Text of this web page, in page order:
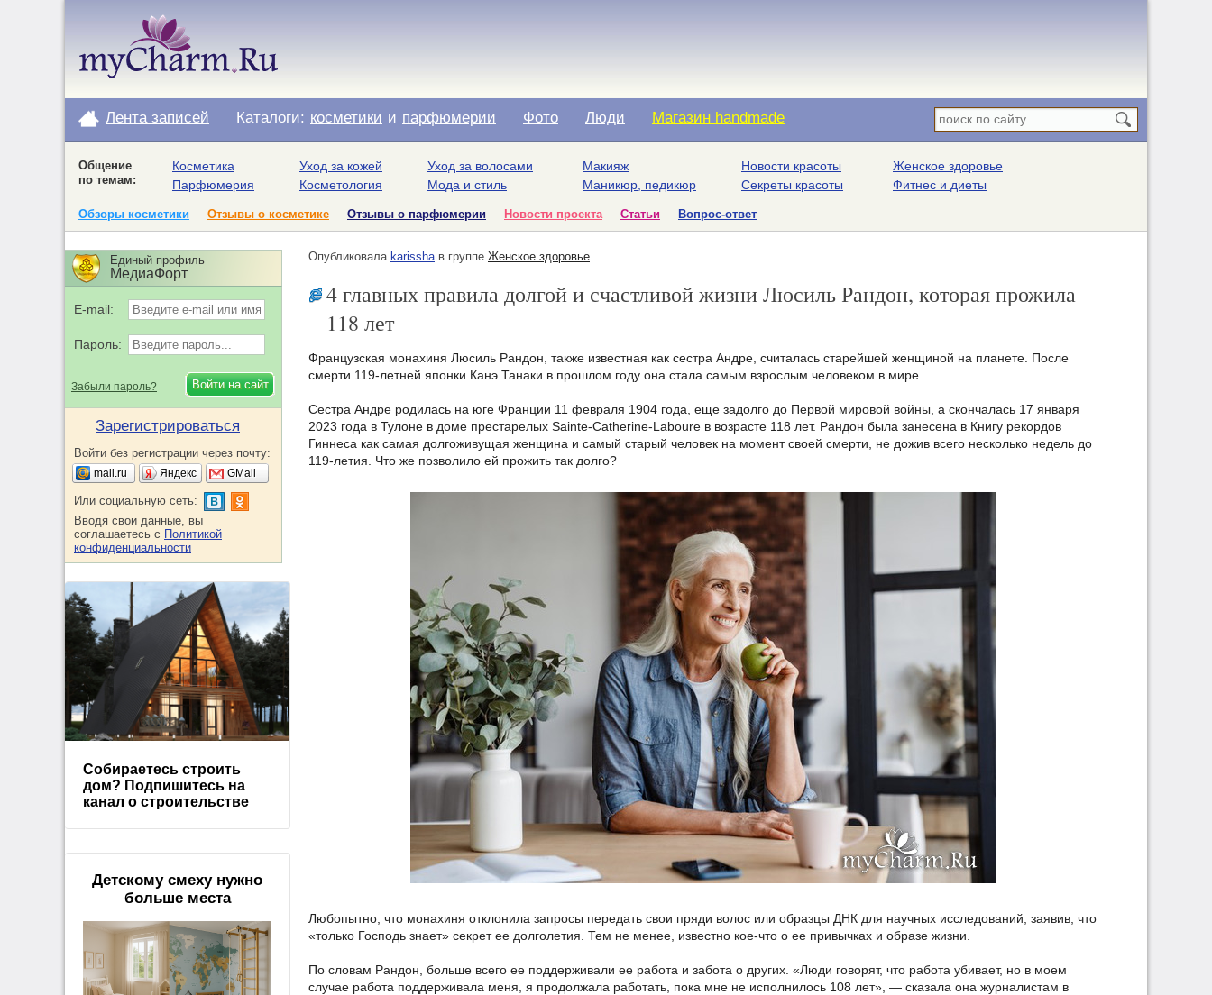
Лента записей Каталоги: косметики и парфюмерии Фото Люди Магазин handmade
Общение
по темам:
Косметика
Парфюмерия
Уход за кожей
Косметология
Уход за волосами
Мода и стиль
Макияж
Маникюр, педикюр
Новости красоты
Секреты красоты
Женское здоровье
Фитнес и диеты
Обзоры косметики Отзывы о косметике Отзывы о парфюмерии Новости проекта Статьи Вопрос-ответ
Опубликовала karisshaв группе Женское здоровье
4 главных правила долгой и счастливой жизни Люсиль Рандон, которая прожила
118 лет
Французская монахиня Люсиль Рандон, также известная как сестра Андре, считалась старейшей женщиной на планете. После
смерти 119-летней японки Канэ Танаки в прошлом году она стала самым взрослым человеком в мире.
Сестра Андре родилась на юге Франции 11 февраля 1904 года, еще задолго до Первой мировой войны, а скончалась 17 января
2023 года в Тулоне в доме престарелых Sainte-Catherine-Laboure в возрасте 118 лет. Рандон была занесена в Книгу рекордов
Гиннеса как самая долгоживущая женщина и самый старый человек на момент своей смерти, не дожив всего несколько недель до
119-летия. Что же позволило ей прожить так долго?
Любопытно, что монахиня отклонила запросы передать свои пряди волос или образцы ДНК для научных исследований, заявив, что
«только Господь знает» секрет ее долголетия. Тем не менее, известно кое-что о ее привычках и образе жизни.
По словам Рандон, больше всего ее поддерживали ее работа и забота о других. «Люди говорят, что работа убивает, но в моем
случае работа поддерживала меня, я продолжала работать, пока мне не исполнилось 108 лет», — сказала она журналистам в
Единый профиль
МедиаФорт
E-mail:
Пароль:
Забыли пароль?
Зарегистрироваться
Войти без регистрации через почту:
mail.ru Яндекс GMail
Или социальную сеть:
Вводя свои данные, вы
соглашаетесь с Политикой
конфиденциальности
Собираетесь строить
дом? Подпишитесь на
канал о строительстве
Детскому смеху нужно
больше места